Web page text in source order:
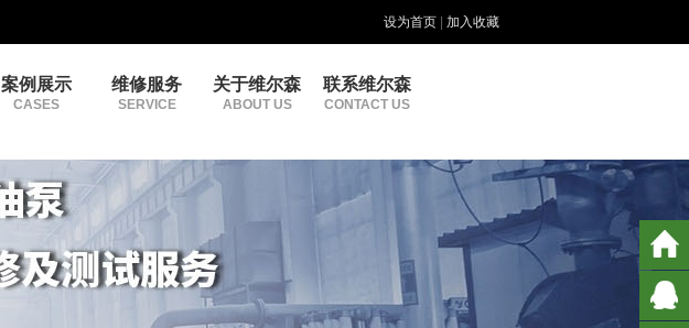
设为首页 加入收藏
案例展示
CASES
维修服务
SERVICE
关于维尔森
ABOUT US
联系维尔森
CONTACT US